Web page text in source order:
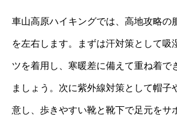
車山高原ハイキングでは、高地攻略の
を左右します。まずは汗対策として吸
ツを着用し、寒暖差に備えて重ね着で
ましょう。次に紫外線対策として帽子
意し、歩きやすい靴と靴下で足元をサ